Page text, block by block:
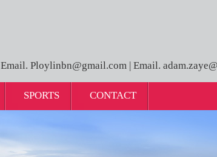
Email. Ploylinbn@gmail.com | Email.
SPORTS CONTACT